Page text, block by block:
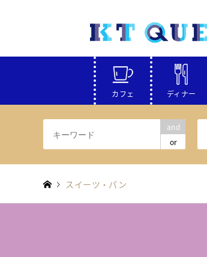
カフェ ディナー
and
or
スイーツ・パン